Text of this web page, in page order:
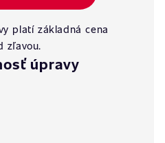
platí základná cena
zľavou.
úpravy